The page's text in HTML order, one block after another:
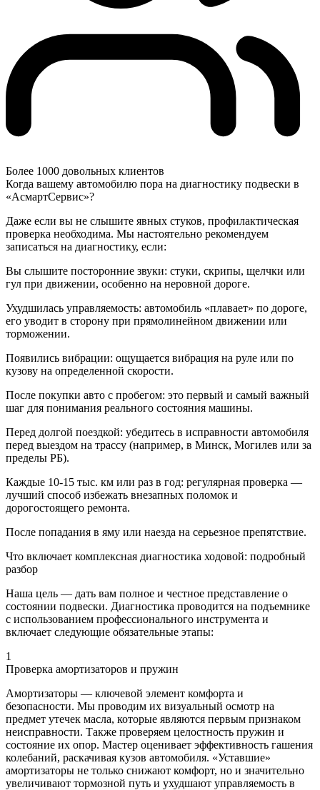
Более 1000 довольных клиентов
Когда вашему автомобилю пора на диагностику подвески в
«АсмартСервис»?
Даже если вы не слышите явных стуков, профилактическая
проверка необходима. Мы настоятельно рекомендуем
записаться на диагностику, если:
Вы слышите посторонние звуки: стуки, скрипы, щелчки или
гул при движении, особенно на неровной дороге.
Ухудшилась управляемость: автомобиль «плавает» по дороге,
его уводит в сторону при прямолинейном движении или
торможении.
Появились вибрации: ощущается вибрация на руле или по
кузову на определенной скорости.
После покупки авто с пробегом: это первый и самый важный
шаг для понимания реального состояния машины.
Перед долгой поездкой: убедитесь в исправности автомобиля
перед выездом на трассу (например, в Минск, Могилев или за
пределы РБ).
Каждые 10-15 тыс. км или раз в год: регулярная проверка —
лучший способ избежать внезапных поломок и
дорогостоящего ремонта.
После попадания в яму или наезда на серьезное препятствие.
Что включает комплексная диагностика ходовой: подробный
разбор
Наша цель — дать вам полное и честное представление о
состоянии подвески. Диагностика проводится на подъемнике
с использованием профессионального инструмента и
включает следующие обязательные этапы:
1
Проверка амортизаторов и пружин
Амортизаторы — ключевой элемент комфорта и
безопасности. Мы проводим их визуальный осмотр на
предмет утечек масла, которые являются первым признаком
неисправности. Также проверяем целостность пружин и
состояние их опор. Мастер оценивает эффективность гашения
колебаний, раскачивая кузов автомобиля. «Уставшие»
амортизаторы не только снижают комфорт, но и значительно
увеличивают тормозной путь и ухудшают управляемость в